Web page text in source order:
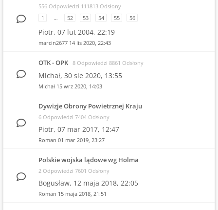
556 Odpowiedzi 111813 Odsłony
1
… 52 53 54 55 56
Piotr, 07 lut 2004, 22:19
marcin2677 14 lis 2020, 22:43
OTK - OPK 8 Odpowiedzi 8861 Odsłony
Michał, 30 sie 2020, 13:55
Michał 15 wrz 2020, 14:03
Dywizje Obrony Powietrznej Kraju
6 Odpowiedzi 7404 Odsłony
Piotr, 07 mar 2017, 12:47
Roman 01 mar 2019, 23:27
Polskie wojska lądowe wg Holma
2 Odpowiedzi 7601 Odsłony
Bogusław, 12 maja 2018, 22:05
Roman 15 maja 2018, 21:51